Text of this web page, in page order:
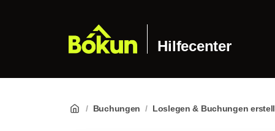
Hilfecenter
/ Buchungen / Loslegen & Buchungen